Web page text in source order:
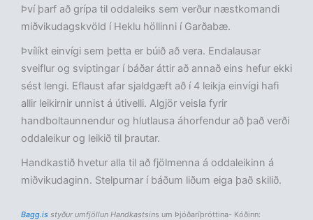
Því þarf að grípa til oddaleiks sem verður næstkomandi
miðvikudagskvöld í Heklu höllinni í Garðabæ.
Þvílíkt einvígi sem þetta er búið að vera. Endalausar
sveiflur og sviptingar í báðar áttir að annað eins hefur ekki
sést lengi. Eflaust afar sjaldgæft að í 4 leikja einvígi hafi
allir leikirnir unnist á útivelli. Algjör veisla fyrir
handboltaunnendur og hlutlausa áhorfendur að það verði
oddaleikur og leikið til þrautar.
Handkastið hvetur alla til að fjölmenna á oddaleikinn á
miðvikudaginn. Stelpurnar í báðum liðum eiga það skilið.
Bagg.is styður umfjöllun Handkastsins um Þjóðaríþróttina- Kóðinn: